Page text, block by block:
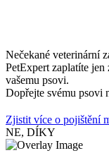
Nečekané veterinární
PetExpert zaplatíte
vašemu psovi.
Dopřejte svému psovi
Zjistit více o pojištění
NE, DÍKY